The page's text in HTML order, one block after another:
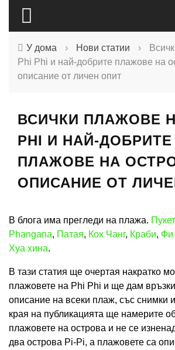
У дома › Нови статии ›
Phi Phi и най-добрите плажове на
описание от личен опит
ВСИЧКИ ПЛАЖОВЕ
PHI И НАЙ-ДОБРИТЕ
ПЛАЖОВЕ НА
ОПИСАНИЕ ОТ
В блога има прегледи на плажа. Пукет
Phangana, Патая, Кох Чанг, Краби, Фи
Хуа хина.
В тази статия ще очертая накратко
плажовете на Phi Phi и ще дам
описание на всеки плаж, със снимки
края на публикацията ще намерите
плажовете на острова и не се
два острова Pi-Pi, а плажовете са